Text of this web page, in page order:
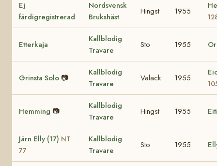
Ej
färdigregistrerad
Nordsvensk
Brukshäst
Hingst 1955
Etterkaja
Kallblodig
Travare
Sto 1955
Grinsta Solo 📷
Kallblodig
Travare
Valack 1955
Hemming 📷
Kallblodig
Travare
Hingst 1955
Järn Elly (17) NT
77
Kallblodig
Travare
Sto 1955